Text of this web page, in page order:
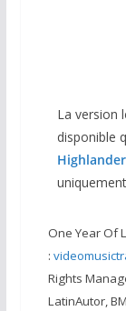
La version
disponible
Highlander
One Year Of
:
Rights
LatinAutor,